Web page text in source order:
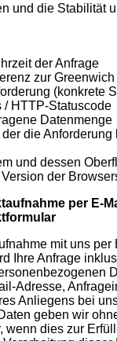
und die Stabilität
der Anfrage
zur
(konkrete
/ HTTP-Statuscode
Datenmenge
die Anforderung
und dessen
der
per E-
mit uns per
Ihre Anfrage
Adresse,
Anliegens bei
geben wir
wenn dies zur